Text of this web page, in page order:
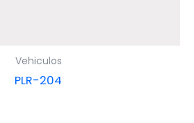
Vehiculos
PLR-204